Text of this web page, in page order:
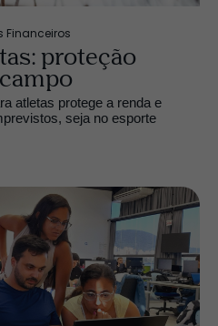
Financeiros
proteção
atletas protege a renda e
seja no esporte